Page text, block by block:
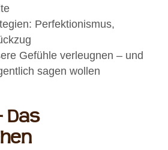
Perfektionismus,
Gefühle verleugnen – und
sagen wollen
Das